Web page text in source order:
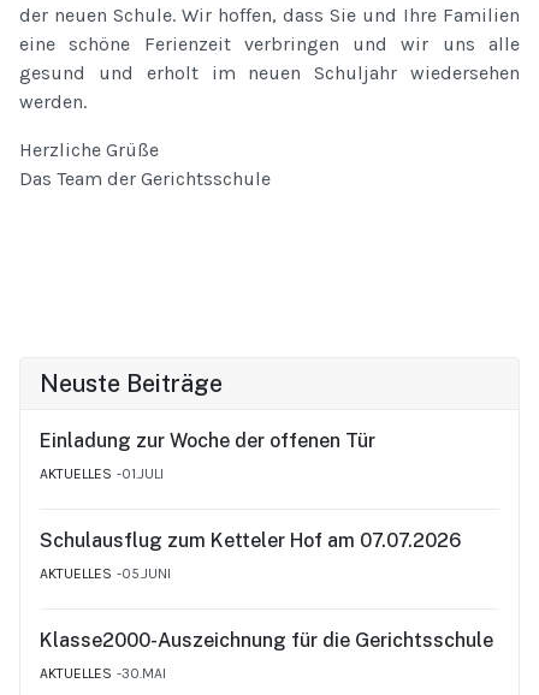
der neuen Schule. Wir hoffen, dass Sie und Ihre Familien
eine schöne Ferienzeit verbringen und wir uns alle
gesund und erholt im neuen Schuljahr wiedersehen
werden.
Herzliche Grüße
Das Team der Gerichtsschule
Neuste Beiträge
Einladung zur Woche der offenen Tür
AKTUELLES 01.JULI
Schulausflug zum Ketteler Hof am 07.07.2026
AKTUELLES 05.JUNI
Klasse2000-Auszeichnung für die Gerichtsschule
AKTUELLES 30.MAI